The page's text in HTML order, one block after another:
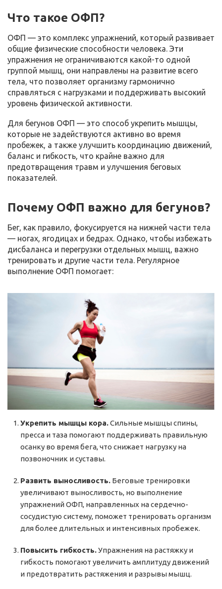
Что такое ОФП?
ОФП — это комплекс упражнений, который развивает
общие физические способности человека. Эти
упражнения не ограничиваются какой-то одной
группой мышц, они направлены на развитие всего
тела, что позволяет организму гармонично
справляться с нагрузками и поддерживать высокий
уровень физической активности.
Для бегунов ОФП — это способ укрепить мышцы,
которые не задействуются активно во время
пробежек, а также улучшить координацию движений,
баланс и гибкость, что крайне важно для
предотвращения травм и улучшения беговых
показателей.
Почему ОФП важно для бегунов?
Бег, как правило, фокусируется на нижней части тела
— ногах, ягодицах и бедрах. Однако, чтобы избежать
дисбаланса и перегрузки отдельных мышц, важно
тренировать и другие части тела. Регулярное
выполнение ОФП помогает:
Укрепить мышцы кора.Сильные мышцы спины,
пресса и таза помогают поддерживать правильную
осанку во время бега, что снижает нагрузку на
позвоночник и суставы.
Развить выносливость. Беговые тренировки
увеличивают выносливость, но выполнение
упражнений ОФП, направленных на сердечно-
сосудистую систему, поможет тренировать организм
для более длительных и интенсивных пробежек.
Повысить гибкость.Упражнения на растяжку и
гибкость помогают увеличить амплитуду движений
и предотвратить растяжения и разрывы мышц.